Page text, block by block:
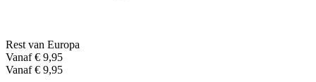
Rest van Europa
Vanaf € 9,95
Vanaf € 9,95